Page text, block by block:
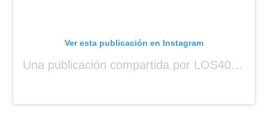
Ver esta publicación en Instagram
Una publicación compartida por LOS40 Panamá (@los40panama)